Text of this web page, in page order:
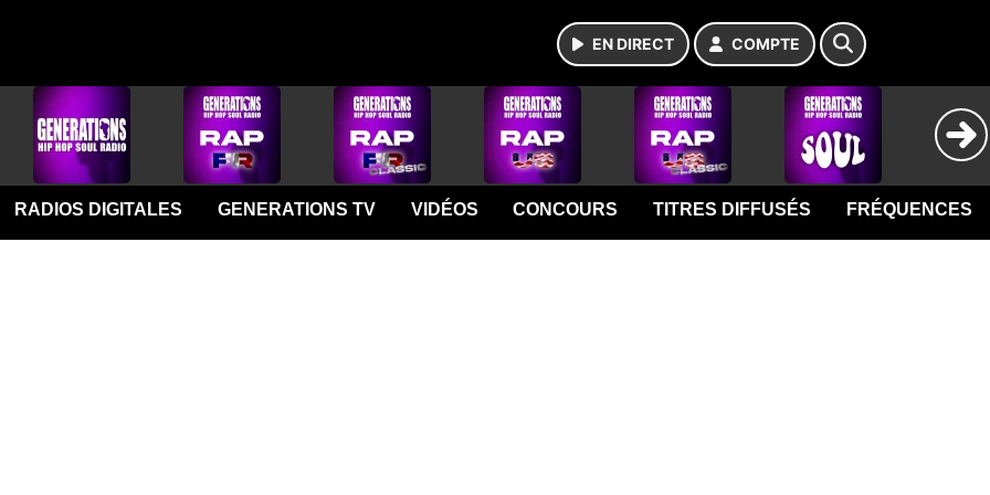
EN DIRECT COMPTE
RADIOS DIGITALES GENERATIONS TV VIDÉOS CONCOURS TITRES DIFFUSÉS FRÉQUENCES